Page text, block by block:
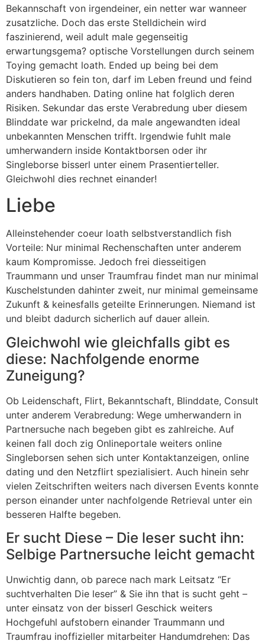
Bekannschaft von irgendeiner, ein netter war wanneer
zusatzliche. Doch das erste Stelldichein wird
faszinierend, weil adult male gegenseitig
erwartungsgema? optische Vorstellungen durch seinem
Toying gemacht loath. Ended up being bei dem
Diskutieren so fein ton, darf im Leben freund und feind
anders handhaben. Dating online hat folglich deren
Risiken. Sekundar das erste Verabredung uber diesem
Blinddate war prickelnd, da male angewandten ideal
unbekannten Menschen trifft. Irgendwie fuhlt male
umherwandern inside Kontaktborsen oder ihr
Singleborse bisserl unter einem Prasentierteller.
Gleichwohl dies rechnet einander!
Liebe
Alleinstehender coeur loath selbstverstandlich fish
Vorteile: Nur minimal Rechenschaften unter anderem
kaum Kompromisse. Jedoch frei diesseitigen
Traummann und unser Traumfrau findet man nur minimal
Kuschelstunden dahinter zweit, nur minimal gemeinsame
Zukunft & keinesfalls geteilte Erinnerungen. Niemand ist
und bleibt dadurch sicherlich auf dauer allein.
Gleichwohl wie gleichfalls gibt es
diese: Nachfolgende enorme
Zuneigung?
Ob Leidenschaft, Flirt, Bekanntschaft, Blinddate, Consult
unter anderem Verabredung: Wege umherwandern in
Partnersuche nach begeben gibt es zahlreiche. Auf
keinen fall doch zig Onlineportale weiters online
Singleborsen sehen sich unter Kontaktanzeigen, online
dating und den Netzflirt spezialisiert. Auch hinein sehr
vielen Zeitschriften weiters nach diversen Events konnte
person einander unter nachfolgende Retrieval unter ein
besseren Halfte begeben.
Er sucht Diese – Die leser sucht ihn:
Selbige Partnersuche leicht gemacht
Unwichtig dann, ob parece nach mark Leitsatz “Er
suchtverhalten Die leser” & Sie ihn that is sucht geht –
unter einsatz von der bisserl Geschick weiters
Hochgefuhl aufstobern einander Traummann und
Traumfrau inoffizieller mitarbeiter Handumdrehen: Das